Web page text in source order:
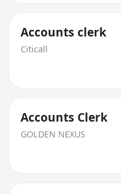
Accounts clerk
Citicall
Accounts Clerk
GOLDEN NEXUS